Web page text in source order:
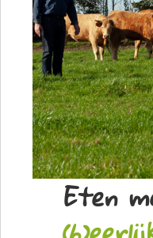
Eten